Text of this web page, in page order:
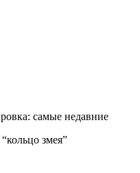
самые недавние
змея”